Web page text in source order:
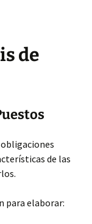
de
de las
para elaborar: